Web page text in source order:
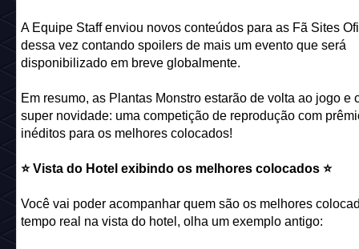
A Equipe Staff enviou novos conteúdos para as Fã Sites
dessa vez contando spoilers de mais um evento que será
disponibilizado em breve globalmente.
Em resumo, as Plantas Monstro estarão de volta ao jogo e
super novidade: uma competição de reprodução com
inéditos para os melhores colocados!
⭐️ Vista do Hotel exibindo os melhores colocados ⭐️
Você vai poder acompanhar quem são os melhores
tempo real na vista do hotel, olha um exemplo antigo: